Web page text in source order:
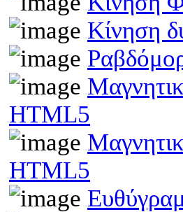
Κίνηση
HTML5
HTML5